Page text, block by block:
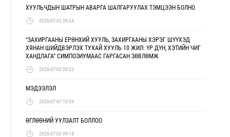
ХУУЛЬЧДЫН ШАТРЫН АВАРГА ШАЛГАРУУЛАХ ТЭМЦЭЭН БОЛНО
2026-07-02 09:24
“ЗАХИРГААНЫ ЕРӨНХИЙ ХУУЛЬ, ЗАХИРГААНЫ ХЭРЭГ ШҮҮХЭД
ХЯНАН ШИЙДВЭРЛЭХ ТУХАЙ ХУУЛЬ 10 ЖИЛ: ҮР ДҮН, ХЭТИЙН ЧИГ
ХАНДЛАГА” СИМПОЗИУМААС ГАРГАСАН ЗӨВЛӨМЖ
2026-07-02 09:22
МЭДЭЭЛЭЛ
2026-07-07 10:54
ӨГЛӨӨНИЙ УУЛЗАЛТ БОЛЛОО
2026-07-02 09:18